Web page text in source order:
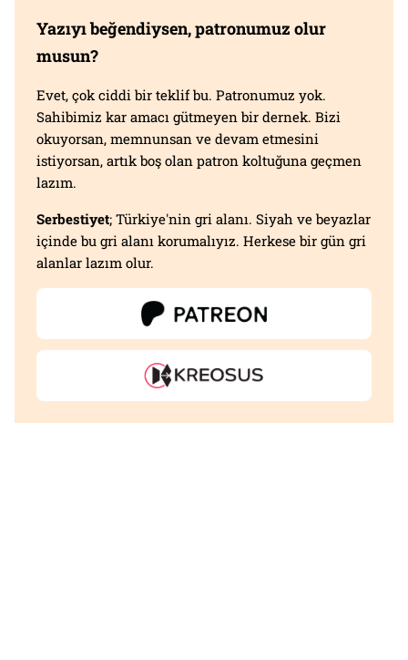
Yazıyı beğendiysen, patronumuz olur
musun?
Evet, çok ciddi bir teklif bu. Patronumuz yok.
Sahibimiz kar amacı gütmeyen bir dernek. Bizi
okuyorsan, memnunsan ve devam etmesini
istiyorsan, artık boş olan patron koltuğuna geçmen
lazım.
Serbestiyet; Türkiye'nin gri alanı. Siyah ve beyazlar
içinde bu gri alanı korumalıyız. Herkese bir gün gri
alanlar lazım olur.